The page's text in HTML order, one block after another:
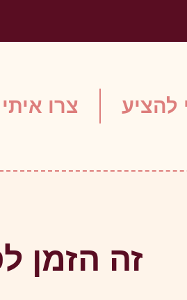
להציע צרו
זה הזמן